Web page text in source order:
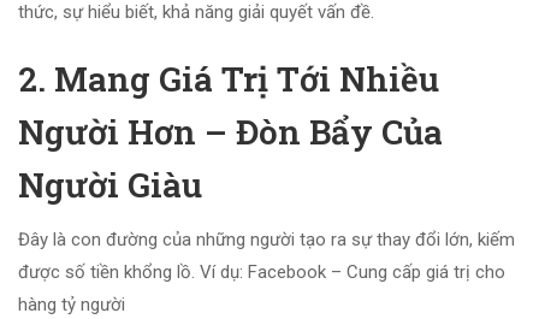
thức, sự hiểu biết, khả năng giải quyết vấn đề.
2. Mang Giá Trị Tới Nhiều
Người Hơn – Đòn Bẩy Của
Người Giàu
Đây là con đường của những người tạo ra sự thay đổi lớn, kiếm
được số tiền khổng lồ. Ví dụ: Facebook – Cung cấp giá trị cho
hàng tỷ người